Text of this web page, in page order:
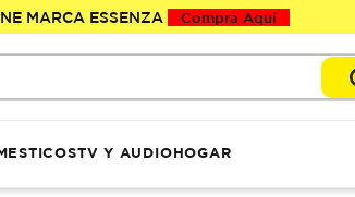
MARCA ESSENZA Compra Aquí
TV Y AUDIOHOGAR
Buscados